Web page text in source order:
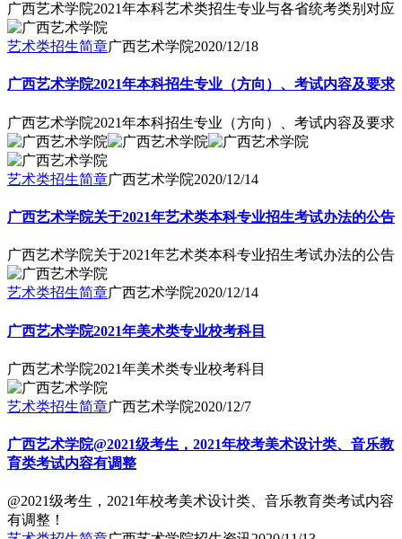
广西艺术学院2021年本科艺术类招生专业与各省统考类别对应
艺术类招生简章广西艺术学院2020/12/18
广西艺术学院2021年本科招生专业（方向）、考试内容及要求
广西艺术学院2021年本科招生专业（方向）、考试内容及要求
艺术类招生简章广西艺术学院2020/12/14
广西艺术学院关于2021年艺术类本科专业招生考试办法的公告
广西艺术学院关于2021年艺术类本科专业招生考试办法的公告
艺术类招生简章广西艺术学院2020/12/14
广西艺术学院2021年美术类专业校考科目
广西艺术学院2021年美术类专业校考科目
艺术类招生简章广西艺术学院2020/12/7
广西艺术学院@2021级考生，2021年校考美术设计类、音乐教
育类考试内容有调整
@2021级考生，2021年校考美术设计类、音乐教育类考试内容
有调整！